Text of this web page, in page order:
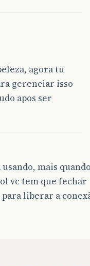
agora tu
gerenciar isso
apos ser
mais
vc tem que fechar
liberar a